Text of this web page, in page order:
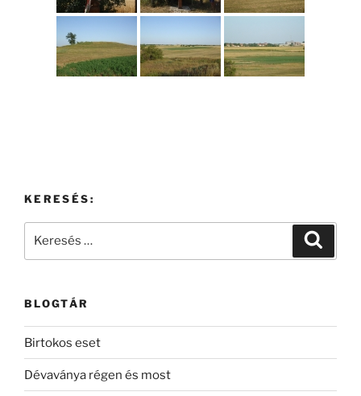
KERESÉS:
BLOGTÁR
Birtokos eset
Dévaványa régen és most